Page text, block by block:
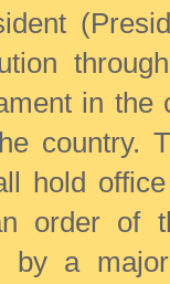
in
country.
hold
order of
by a